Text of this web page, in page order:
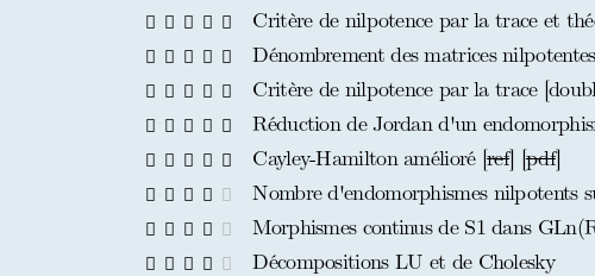
Critère de nilpotence par la trace et
Dénombrement des matrices
Critère de nilpotence par la trace
Réduction de Jordan d'un
Cayley-Hamilton amélioré [ref] [pdf]
Nombre d'endomorphismes nilpotents
Morphismes continus de S1 dans
Décompositions LU et de Cholesky